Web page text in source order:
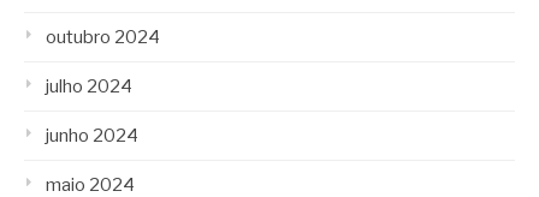
outubro 2024
julho 2024
junho 2024
maio 2024